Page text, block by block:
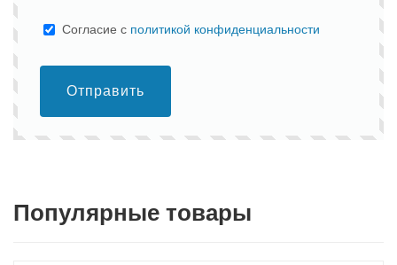
Cогласие с политикой конфиденциальности
Отправить
Популярные товары